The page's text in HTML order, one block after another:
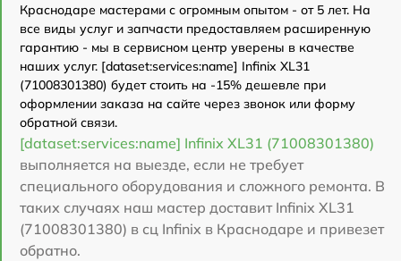
Краснодаре мастерами с огромным опытом - от 5 лет. На
все виды услуг и запчасти предоставляем расширенную
гарантию - мы в сервисном центр уверены в качестве
наших услуг. [dataset:services:name] Infinix XL31
(71008301380) будет стоить на -15% дешевле при
оформлении заказа на сайте через звонок или форму
обратной связи.
[dataset:services:name] Infinix XL31 (71008301380)
выполняется на выезде, если не требует
специального оборудования и сложного ремонта. В
таких случаях наш мастер доставит Infinix XL31
(71008301380) в сц Infinix в Краснодаре и привезет
обратно.